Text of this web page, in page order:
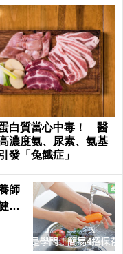
白質當心中毒！ 醫
濃度氨、尿素、氨基
發「兔餓症」
師
康